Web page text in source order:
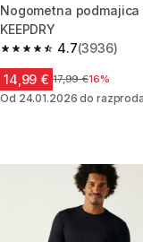
Nogometna podmajica
KEEPDRY
4.7
4.7 od 5 zvezdic from
(3936)
14,99 € Cena pred
17,99 €16%
Od 24.01.2026 do